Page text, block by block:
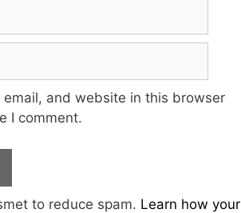
email, and website in this browser
I comment.
to reduce spam. Learn how your